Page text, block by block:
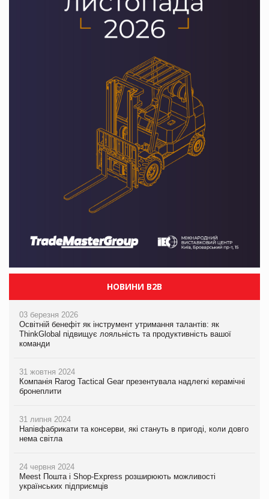
НОВИНИ B2B
03 березня 2026
Освітній бенефіт як інструмент утримання талантів: як
ThinkGlobal підвищує лояльність та продуктивність вашої
команди
31 жовтня 2024
Компанія Rarog Tactical Gear презентувала надлегкі керамічні
бронеплити
31 липня 2024
Напівфабрикати та консерви, які стануть в пригоді, коли довго
нема світла
24 червня 2024
Meest Пошта і Shop-Express розширюють можливості
українських підприємців